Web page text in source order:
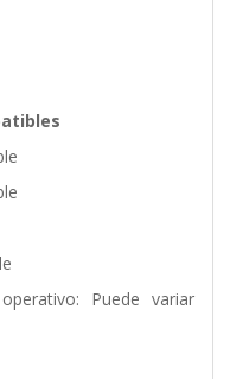
Puede variar